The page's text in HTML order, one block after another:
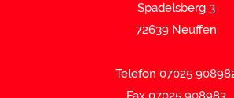
Spadelsberg 3
72639 Neuffen
Telefon 07025